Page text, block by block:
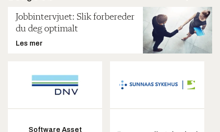
Jobbintervjuet: Slik forbereder
du deg optimalt
Les mer
Software Asset